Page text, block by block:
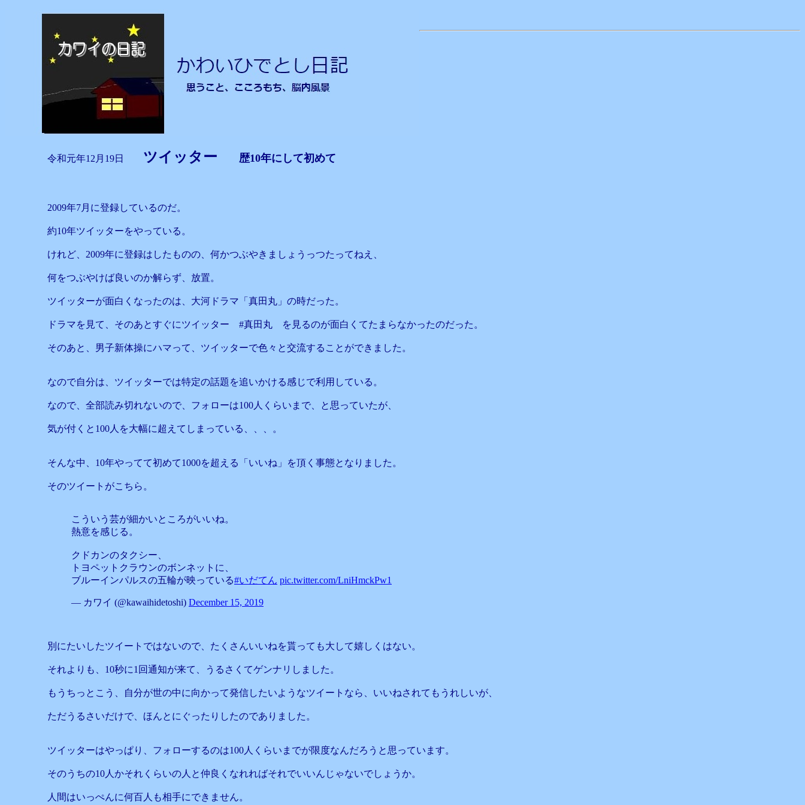
令和元年12月19日 ツイッター 歴10年にして初めて
2009年7月に登録しているのだ。
約10年ツイッターをやっている。
けれど、2009年に登録はしたものの、何かつぶやきましょうっつたってねえ、
何をつぶやけば良いのか解らず、放置。
ツイッターが面白くなったのは、大河ドラマ「真田丸」の時だった。
ドラマを見て、そのあとすぐにツイッター #真田丸 を見るのが面白くてたまらなかったのだった。
そのあと、男子新体操にハマって、ツイッターで色々と交流することができました。
なので自分は、ツイッターでは特定の話題を追いかける感じで利用している。
なので、全部読み切れないので、フォローは100人くらいまで、と思っていたが、
気が付くと100人を大幅に超えてしまっている、、、。
そんな中、10年やってて初めて1000を超える「いいね」を頂く事態となりました。
そのツイートがこちら。
こういう芸が細かいところがいいね。
熱意を感じる。
クドカンのタクシー、
トヨペットクラウンのボンネットに、
ブルーインパルスの五輪が映っている#いだてん pic.twitter.com/LniHmckPw1
— カワイ (@kawaihidetoshi) December 15, 2019
別にたいしたツイートではないので、たくさんいいねを貰っても大して嬉しくはない。
それよりも、10秒に1回通知が来て、うるさくてゲンナリしました。
もうちっとこう、自分が世の中に向かって発信したいようなツイートなら、いいねされてもうれしいが、
ただうるさいだけで、ほんとにぐったりしたのでありました。
ツイッターはやっぱり、フォローするのは100人くらいまでが限度なんだろうと思っています。
そのうちの10人かそれくらいの人と仲良くなれればそれでいいんじゃないでしょうか。
人間はいっぺんに何百人も相手にできません。